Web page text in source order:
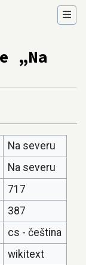
„Na
Na severu
Na severu
717
387
cs - čeština
wikitext